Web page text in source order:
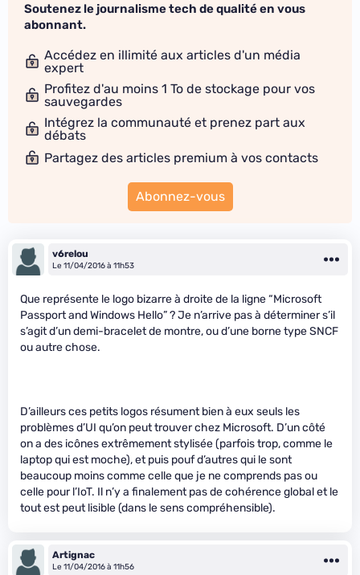
Soutenez le journalisme tech de qualité en vous
abonnant.
Accédez en illimité aux articles d'un média
expert
Profitez d'au moins 1 To de stockage pour vos
sauvegardes
Intégrez la communauté et prenez part aux
débats
Partagez des articles premium à vos contacts
Abonnez-vous
v6relou
Le 11/04/2016 à 11h53
Que représente le logo bizarre à droite de la ligne “Microsoft
Passport and Windows Hello” ? Je n’arrive pas à déterminer s’il
s’agit d’un demi-bracelet de montre, ou d’une borne type SNCF
ou autre chose.
D’ailleurs ces petits logos résument bien à eux seuls les
problèmes d’UI qu’on peut trouver chez Microsoft. D’un côté
on a des icônes extrêmement stylisée (parfois trop, comme le
laptop qui est moche), et puis pouf d’autres qui le sont
beaucoup moins comme celle que je ne comprends pas ou
celle pour l’IoT. Il n’y a finalement pas de cohérence global et le
tout est peut lisible (dans le sens compréhensible).
Artignac
Le 11/04/2016 à 11h56